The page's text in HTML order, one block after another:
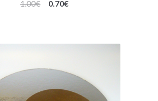
1.00€
Algne
0.70€Praegune